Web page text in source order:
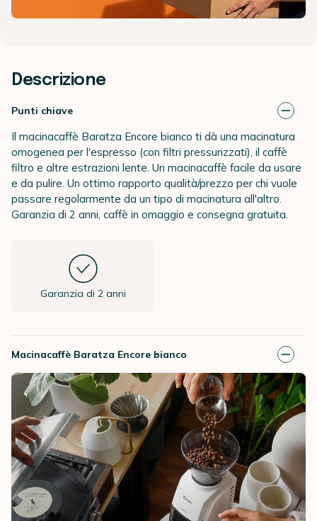
Descrizione
Punti chiave
Il macinacaffè Baratza Encore bianco ti dà una macinatura
omogenea per l'espresso (con filtri pressurizzati), il caffè
filtro e altre estrazioni lente. Un macinacaffè facile da usare
e da pulire. Un ottimo rapporto qualità/prezzo per chi vuole
passare regolarmente da un tipo di macinatura all'altro.
Garanzia di 2 anni, caffè in omaggio e consegna gratuita.
Garanzia di 2 anni
Macinacaffè Baratza Encore bianco